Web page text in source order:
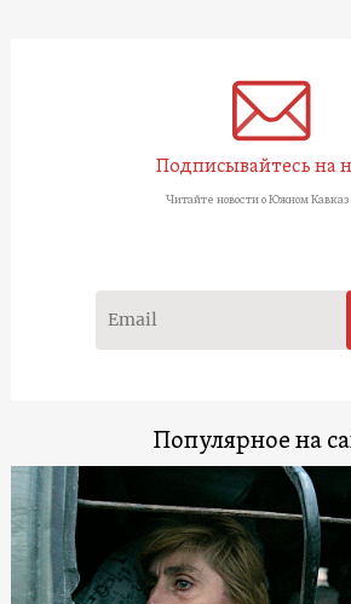
Подписывайтесь на
Читайте новости о Южном
Популярное на